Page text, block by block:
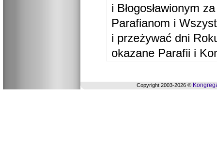
i Błogosławionym
Parafianom i
i przeżywać dni
okazane Parafii i
Copyright 2003-2026 ©